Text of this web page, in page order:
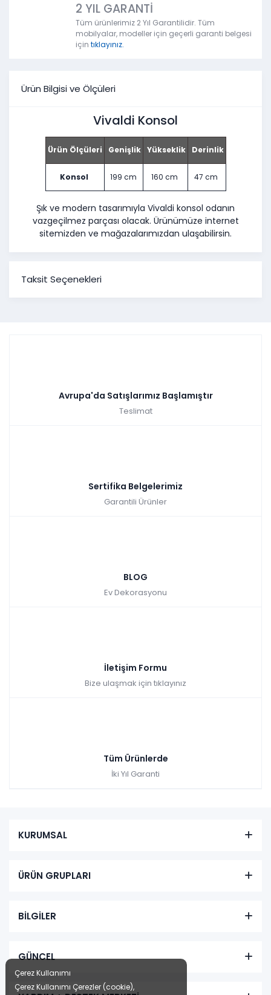
2 YIL GARANTİ
Tüm ürünlerimiz 2 Yıl Garantilidir. Tüm
mobilyalar, modeller için geçerli garanti belgesi
için tıklayınız.
Ürün Bilgisi ve Ölçüleri
Vivaldi Konsol
Ürün Ölçüleri Genişlik Yükseklik Derinlik
Konsol 199 cm 160 cm 47 cm
Şık ve modern tasarımıyla Vivaldi konsol odanın
vazgeçilmez parçası olacak. Ürünümüze internet
sitemizden ve mağazalarımızdan ulaşabilirsin.
Taksit Seçenekleri
Avrupa'da Satışlarımız Başlamıştır
Teslimat
Sertifika Belgelerimiz
Garantili Ürünler
BLOG
Ev Dekorasyonu
İletişim Formu
Bize ulaşmak için tıklayınız
Tüm Ürünlerde
İki Yıl Garanti
KURUMSAL
ÜRÜN GRUPLARI
BİLGİLER
GÜNCEL
Çerez Kullanımı
Çerez Kullanımı Çerezler (cookie),